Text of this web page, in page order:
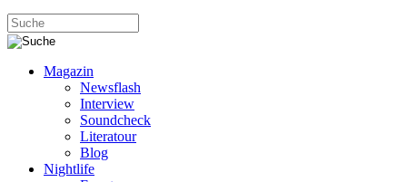
Magazin
Newsflash
Interview
Soundcheck
Literatour
Blog
Nightlife